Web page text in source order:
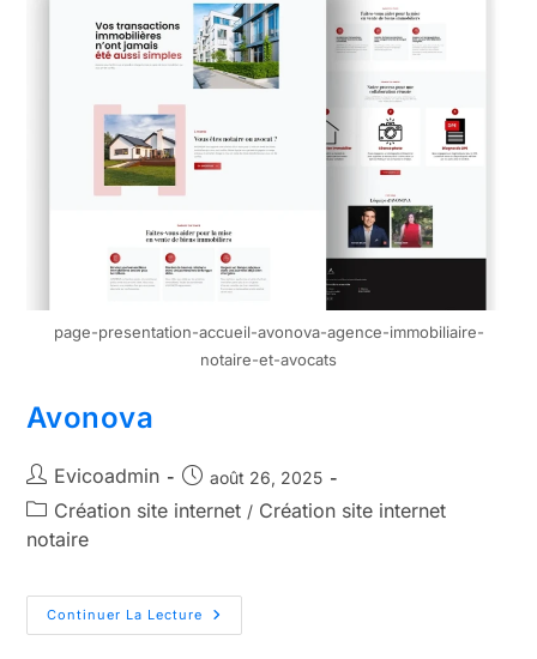
page-presentation-accueil-avonova-agence-immobiliaire-
notaire-et-avocats
Avonova
Evicoadmin août 26, 2025
Création site internet / Création site internet
notaire
Continuer La Lecture